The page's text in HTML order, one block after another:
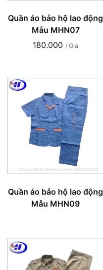
Quần áo bảo hộ lao động
Mẫu MHN07
180.000 / Giá
Quần áo bảo hộ lao động
Mẫu MHN09